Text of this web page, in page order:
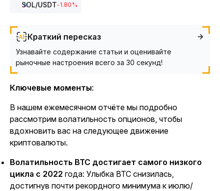
SOL/USDT-1.80%
Краткий пересказ
Узнавайте содержание статьи и оценивайте
рыночные настроения всего за 30 секунд!
Ключевые моменты:
В нашем ежемесячном отчёте мы подробно
рассмотрим волатильность опционов, чтобы
вдохновить вас на следующее движение
криптовалюты.
Волатильность BTC достигает самого низкого
цикла с 2022 года: Улыбка BTC снизилась,
достигнув почти рекордного минимума к июлю/